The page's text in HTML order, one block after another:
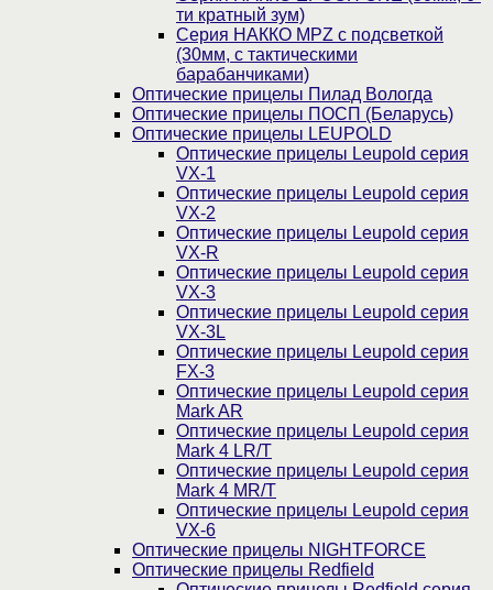
ти кратный зум)
Серия НАККО MPZ с подсветкой
(30мм, c тактическими
барабанчиками)
Оптические прицелы Пилад Вологда
Оптические прицелы ПОСП (Беларусь)
Оптические прицелы LEUPOLD
Оптические прицелы Leupold серия
VX-1
Оптические прицелы Leupold серия
VX-2
Оптические прицелы Leupold серия
VX-R
Оптические прицелы Leupold серия
VX-3
Оптические прицелы Leupold серия
VX-3L
Оптические прицелы Leupold серия
FX-3
Оптические прицелы Leupold серия
Mark AR
Оптические прицелы Leupold серия
Mark 4 LR/T
Оптические прицелы Leupold серия
Mark 4 MR/T
Оптические прицелы Leupold серия
VX-6
Оптические прицелы NIGHTFORCE
Оптические прицелы Redfield